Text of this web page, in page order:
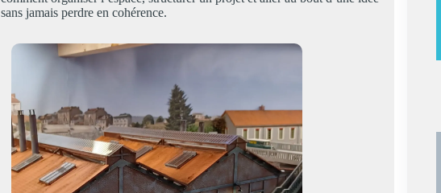
sans jamais perdre en cohérence.